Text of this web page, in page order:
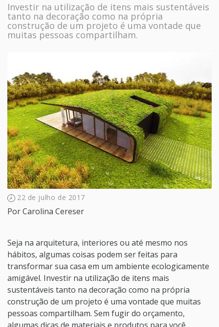
Investir na utilização de itens mais sustentáveis
tanto na decoração como na própria
construção de um projeto é uma vontade que
muitas pessoas compartilham.
22 de julho de 2017
PorCarolina Cereser
Seja na arquitetura, interiores ou até mesmo nos
hábitos, algumas coisas podem ser feitas para
transformar sua casa em um ambiente ecologicamente
amigável. Investir na utilização de itens mais
sustentáveis tanto na decoração como na própria
construção de um projeto é uma vontade que muitas
pessoas compartilham. Sem fugir do orçamento,